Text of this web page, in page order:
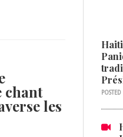
chant
les